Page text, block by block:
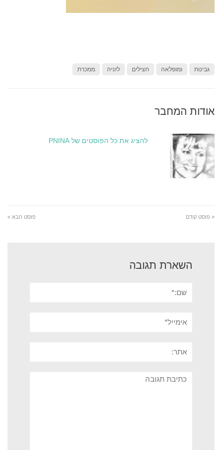
גבינות ומופלאה חצילים לזניה ממכרת
אודות המחבר
להציג את כל הפוסטים של PNINA
« פוסט קודם פוסט הבא »
השארת תגובה